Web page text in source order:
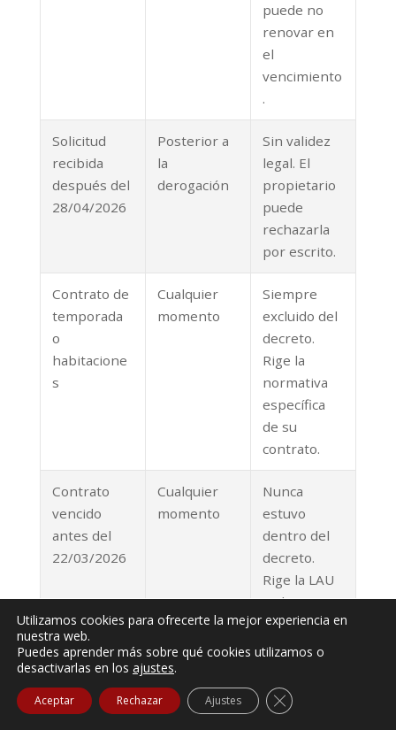
puede no
renovar en
el
vencimiento
.
Solicitud
recibida
después del
28/04/2026
Posterior a
la
derogación
Sin validez
legal. El
propietario
puede
rechazarla
por escrito.
Contrato de
temporada
o
habitacione
s
Cualquier
momento
Siempre
excluido del
decreto.
Rige la
normativa
específica
de su
contrato.
Contrato
vencido
antes del
22/03/2026
Cualquier
momento
Nunca
estuvo
dentro del
decreto.
Rige la LAU
ordinaria
desde el
vencimiento
Utilizamos cookies para ofrecerte la mejor experiencia en
nuestra web.
Puedes aprender más sobre qué cookies utilizamos o
desactivarlas en los ajustes.
Aceptar Rechazar Ajustes Cerrar el banner de